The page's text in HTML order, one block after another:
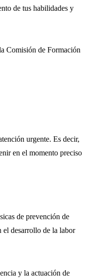
de tus habilidades y
Comisión de Formación
urgente. Es decir,
en el momento preciso
de prevención de
el desarrollo de la labor
y la actuación de